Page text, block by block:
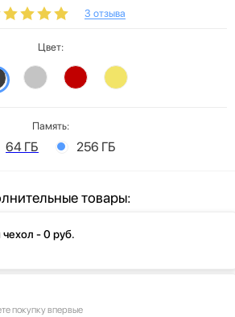
3 отзыва
Цвет:
Память:
64 ГБ 256 ГБ
товары:
- 0 руб.
покупку впервые